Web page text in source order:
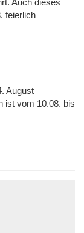
feierlich
August
ist vom 10.08. bis